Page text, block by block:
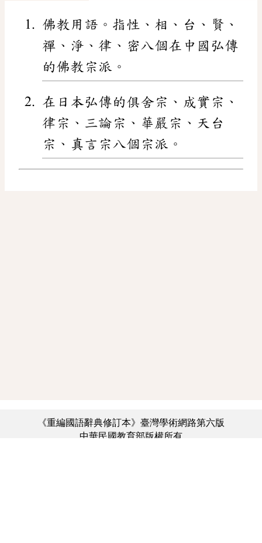
佛教用語。指性、相、台、賢、
禪、淨、律、密八個在中國弘傳
的佛教宗派。
在日本弘傳的俱舍宗、成實宗、
律宗、三論宗、華嚴宗、天台
宗、真言宗八個宗派。
《重編國語辭典修訂本》臺灣學術網路第六版
中華民國教育部版權所有